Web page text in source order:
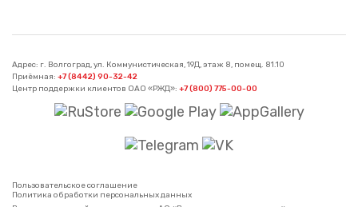
Адрес: г. Волгоград, ул. Коммунистическая, 19Д, этаж 8, помещ. 81.10
Приёмная: +7 (8442) 90-32-42
Центр поддержки клиентов ОАО «РЖД»: +7 (800) 775-00-00
Пользовательское соглашение
Политика обработки персональных данных